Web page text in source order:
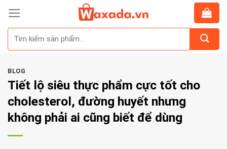
Skip
content
BLOG
Tiết lộ siêu thực phẩm cực tốt cho
cholesterol, đường huyết nhưng
không phải ai cũng biết để dùng